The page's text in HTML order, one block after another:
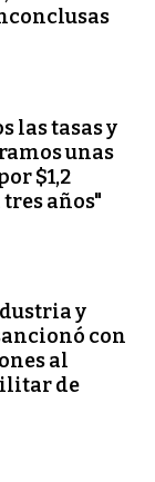
las tasas y
unas
$1,2
años"
y
con
al
de